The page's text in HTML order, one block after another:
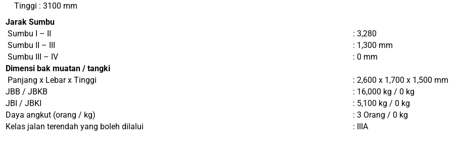
Tinggi : 3100 mm
Jarak Sumbu
Sumbu I – II
: 3,280
Sumbu II – III
: 1,300 mm
Sumbu III – IV
: 0 mm
Dimensi bak muatan / tangki
Panjang x Lebar x Tinggi
: 2,600 x 1,700 x 1,500 mm
JBB / JBKB
: 16,000 kg / 0 kg
JBI / JBKI
: 5,100 kg / 0 kg
Daya angkut (orang / kg)
: 3 Orang / 0 kg
Kelas jalan terendah yang boleh dilalui
: IIIA